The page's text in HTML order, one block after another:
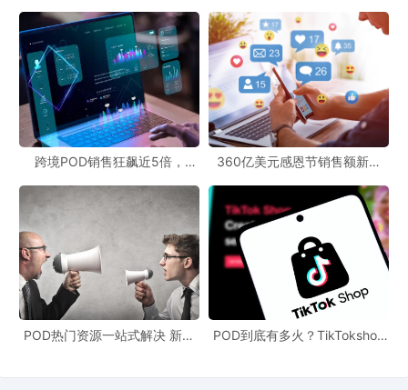
对于POD跨境官网的商家而言，这无疑是一次警钟。POD（Print-
on-Demand）即按需印刷模式，在跨境电商领域广泛应用，商家常
常会在产品上印制各种图案和元素。然而，一旦涉及未经授权使用
受版权和商标保护的IP，就可能面临类似的维权风险。在创作POD
文案时，商家务必要确保所使用的素材合法合规，避免使用可能涉
及侵权的内容。
当下，跨境电商发展迅速，新的市场动态不断涌现。像此类版权及
商标维权案件的增多，也反映出国际版权保护的趋势日益严格。跨
境电商从业者必须时刻关注跨境最新动态，加强自身的法律意识，
在追求业务增长的同时，注重知识产权的合规性，只有这样，才能
在竞争激烈的跨境市场中稳健前行。
跨境POD销售狂飙近5倍，
360亿美元感恩节销售额新纪
新风潮！
POD热门资源一站式解决 新手
POD到底有多火？TikTokshop